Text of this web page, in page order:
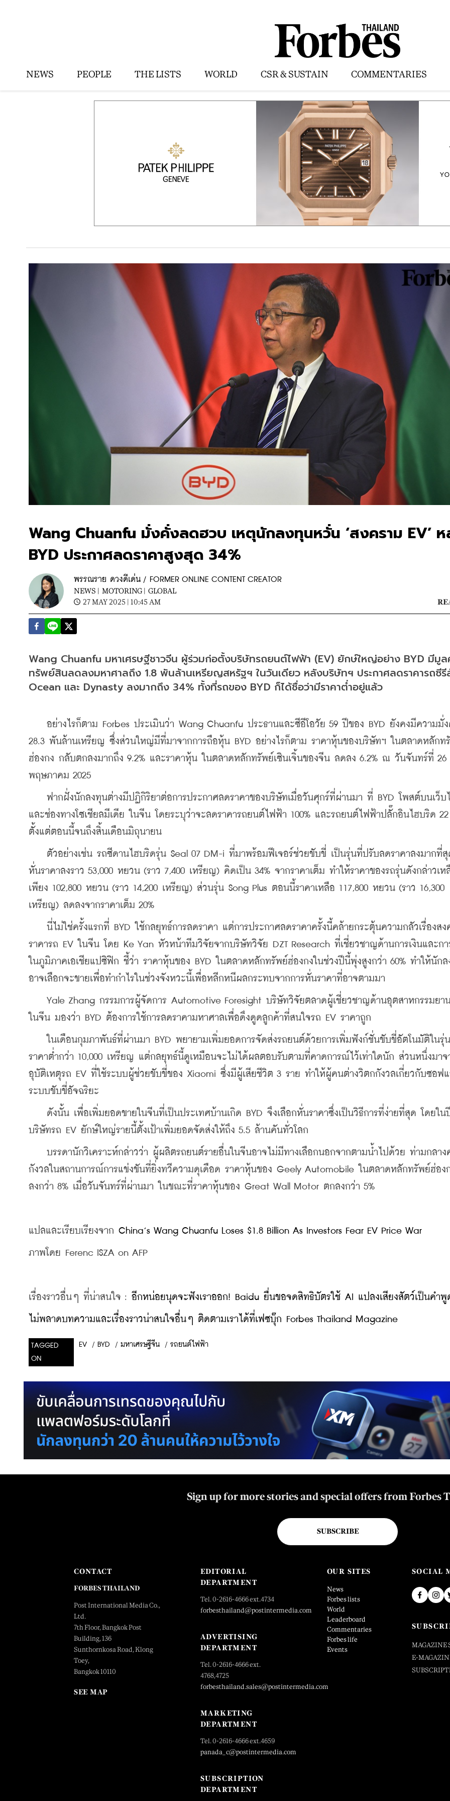
NEWS PEOPLE THE LISTS WORLD CSR & SUSTAIN COMMENTARIES
Wang Chuanfu มั่งคั่งลดฮวบ เหตุนักลงทุนหวั่น ‘สงคราม EV’
BYD ประกาศลดราคาสูงสุด 34%
พรรณราย ดวงดีเด่น / FORMER ONLINE CONTENT CREATOR
NEWS | MOTORING | GLOBAL
27 MAY 2025 | 10:45 AM
Wang Chuanfu มหาเศรษฐีชาวจีน ผู้ร่วมก่อตั้งบริษัทรถยนต์ไฟฟ้า (EV) ยักษ์ใหญ่อย่าง BYD มีมูล
ทรัพย์สินลดลงมหาศาลถึง 1.8 พันล้านเหรียญสหรัฐฯ ในวันเดียว หลังบริษัทฯ ประกาศลดราคารถซีรี
Ocean และ Dynasty ลงมากถึง 34% ทั้งที่รถของ BYD ก็ได้ชื่อว่ามีราคาต่ำอยู่แล้ว
อย่างไรก็ตาม Forbes ประเมินว่า Wang Chuanfu ประธานและซีอีโอวัย 59 ปีของ BYD ยังคงมีความมั่ง
28.3 พันล้านเหรียญ ซึ่งส่วนใหญ่มีที่มาจากการถือหุ้น BYD อย่างไรก็ตาม ราคาหุ้นของบริษัทฯ ในตลาดหลักท
ฮ่องกง กลับตกลงมากถึง 9.2% และราคาหุ้น ในตลาดหลักทรัพย์เซินเจิ้นของจีน ลดลง 6.2% ณ วันจันทร์ที่ 26
พฤษภาคม 2025
ฟากฝั่งนักลงทุนต่างมีปฏิกิริยาต่อการประกาศลดราคาของบริษัทเมื่อวันศุกร์ที่ผ่านมา ที่ BYD โพสต์บนเว็บ
และช่องทางโซเชียลมีเดีย ในจีน โดยระบุว่าจะลดราคารถยนต์ไฟฟ้า 100% และรถยนต์ไฟฟ้าปลั๊กอินไฮบริด
ตั้งแต่ตอนนี้จนถึงสิ้นเดือนมิถุนายน
ตัวอย่างเช่น รถซีดานไฮบริดรุ่น Seal 07 DM-i ที่มาพร้อมฟีเจอร์ช่วยขับขี่ เป็นรุ่นที่ปรับลดราคาลงมากที่
หั่นราคาลงราว 53,000 หยวน (ราว 7,400 เหรียญ) คิดเป็น 34% จากราคาเต็ม ทำให้ราคาของรถรุ่นดังกล่าวเห
เพียง 102,800 หยวน (ราว 14,200 เหรียญ) ส่วนรุ่น Song Plus ตอนนี้ราคาเหลือ 117,800 หยวน (ราว 16,300
เหรียญ) ลดลงจากราคาเต็ม 20%
นี่ไม่ใช่ครั้งแรกที่ BYD ใช้กลยุทธ์การลดราคา แต่การประกาศลดราคาครั้งนี้คล้ายกระตุ้นความกลัวเรื่องสง
ราคารถ EV ในจีน โดย Ke Yan หัวหน้าทีมวิจัยจากบริษัทวิจัย DZT Research ที่เชี่ยวชาญด้านการเงินและก
ในภูมิภาคเอเชียแปซิฟิก ชี้ว่า ราคาหุ้นของ BYD ในตลาดหลักทรัพย์ฮ่องกงในช่วงปีนี้พุ่งสูงกว่า 60% ทำให้นัก
อาจเลือกจะขายเพื่อทำกำไรในช่วงจังหวะนี้เพื่อหลีกหนีผลกระทบจากการหั่นราคาที่อาจตามมา
Yale Zhang กรรมการผู้จัดการ Automotive Foresight บริษัทวิจัยตลาดผู้เชี่ยวชาญด้านอุตสาหกรรมยา
ในจีน มองว่า BYD ต้องการใช้การลดราคามหาศาลเพื่อดึงดูดลูกค้าที่สนใจรถ EV ราคาถูก
ในเดือนกุมภาพันธ์ที่ผ่านมา BYD พยายามเพิ่มยอดการจัดส่งรถยนต์ด้วยการเพิ่มฟังก์ชั่นขับขี่อัตโนมัติในรุ่
ราคาต่ำกว่า 10,000 เหรียญ แต่กลยุทธ์นี้ดูเหมือนจะไม่ได้ผลตอบรับตามที่คาดการณ์ไว้เท่าใดนัก ส่วนหนึ่งมาจ
อุบัติเหตุรถ EV ที่ใช้ระบบผู้ช่วยขับขี่ของ Xiaomi ซึ่งมีผู้เสียชีวิต 3 ราย ทำให้ผู้คนต่างวิตกกังวลเกี่ยวกับซอฟแ
ระบบขับขี่อัจฉริยะ
ดังนั้น เพื่อเพิ่มยอดขายในจีนที่เป็นประเทศบ้านเกิด BYD จึงเลือกหั่นราคาซึ่งเป็นวิธีการที่ง่ายที่สุด โดยใน
บริษัทรถ EV ยักษ์ใหญ่รายนี้ตั้งเป้าเพิ่มยอดจัดส่งให้ถึง 5.5 ล้านคันทั่วโลก
บรรดานักวิเคราะห์กล่าวว่า ผู้ผลิตรถยนต์รายอื่นในจีนอาจไม่มีทางเลือกนอกจากตามน้ำไปด้วย ท่ามกลาง
กังวลในสถานการณ์การแข่งขันที่ยิ่งทวีความดุเดือด ราคาหุ้นของ Geely Automobile ในตลาดหลักทรัพย์ฮ่องก
ลงกว่า 8% เมื่อวันจันทร์ที่ผ่านมา ในขณะที่ราคาหุ้นของ Great Wall Motor ตกลงกว่า 5%
แปลและเรียบเรียงจาก China’s Wang Chuanfu Loses $1.8 Billion As Investors Fear EV Price War
ภาพโดย Ferenc ISZA on AFP
เรื่องราวอื่นๆ ที่น่าสนใจ : อีกหน่อยนุดจะฟังเราออก! Baidu ยื่นขอจดสิทธิบัตรใช้ AI แปลงเสียงสัตว์เป็นคำพู
ไม่พลาดบทความและเรื่องราวน่าสนใจอื่นๆ ติดตามเราได้ที่เฟซบุ๊ก Forbes Thailand Magazine
TAGGED
ON
EV / BYD / มหาเศรษฐีจีน / รถยนต์ไฟฟ้า
Sign up for more stories and special offers from Forbes
SUBSCRIBE
CONTACT
FORBES THAILAND
Post International Media Co.,
Ltd.
7th Floor, Bangkok Post
Building, 136
Sunthornkosa Road, Klong
Toey,
Bangkok 10110
SEE MAP
EDITORIAL
DEPARTMENT
Tel. 0-2616-4666 ext.4734
forbesthailand@postintermedia.com
ADVERTISING
DEPARTMENT
Tel. 0-2616-4666 ext.
4768,4725
forbesthailand.sales@postintermedia.com
MARKETING
DEPARTMENT
Tel. 0-2616-4666 ext.4659
panada_c@postintermedia.com
SUBSCRIPTION
DEPARTMENT
OUR SITES
News
Forbes lists
World
Leaderboard
Commentaries
Forbes life
Events
SOCIAL
MAGAZINE
E-